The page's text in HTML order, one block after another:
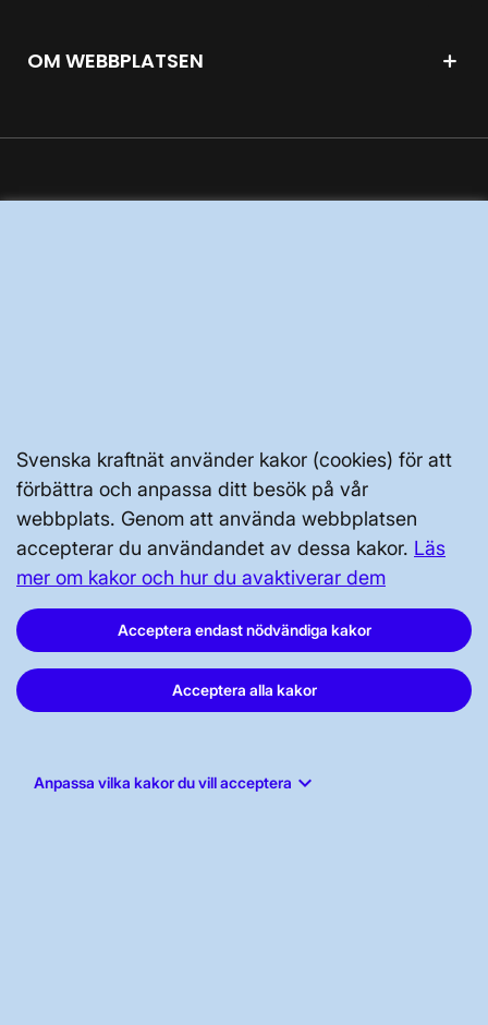
Svenska kraftnät använder kakor (cookies) för att
förbättra och anpassa ditt besök på vår
webbplats. Genom att använda webbplatsen
accepterar du användandet av dessa kakor. Läs
mer om kakor och hur du avaktiverar dem
Acceptera endast nödvändiga kakor
Acceptera alla kakor
Anpassa vilka kakor du vill acceptera keyboard_arrow_down
OM WEBBPLATSEN
Sundbyberg
Tel: 010-475 80 00
registrator@svk.se